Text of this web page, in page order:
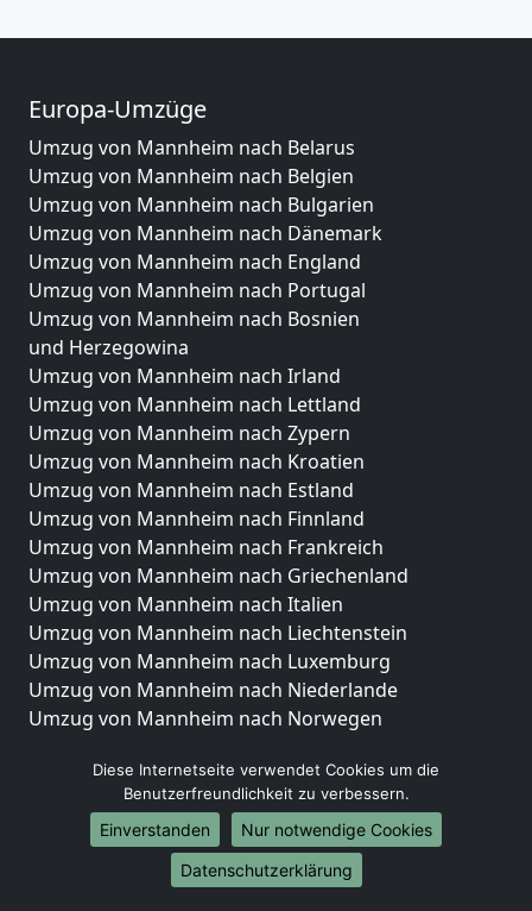
Europa-Umzüge
Umzug von Mannheim nach Belarus
Umzug von Mannheim nach Belgien
Umzug von Mannheim nach Bulgarien
Umzug von Mannheim nach Dänemark
Umzug von Mannheim nach England
Umzug von Mannheim nach Portugal
Umzug von Mannheim nach Bosnien
und Herzegowina
Umzug von Mannheim nach Irland
Umzug von Mannheim nach Lettland
Umzug von Mannheim nach Zypern
Umzug von Mannheim nach Kroatien
Umzug von Mannheim nach Estland
Umzug von Mannheim nach Finnland
Umzug von Mannheim nach Frankreich
Umzug von Mannheim nach Griechenland
Umzug von Mannheim nach Italien
Umzug von Mannheim nach Liechtenstein
Umzug von Mannheim nach Luxemburg
Umzug von Mannheim nach Niederlande
Umzug von Mannheim nach Norwegen
Umzüge-Deutschlandweit
Umzug von Mannheim nach Berlin
Umzug von Mannheim nach Hamburg
Umzug von Mannheim nach München
Umzug von Mannheim nach Köln
Diese Internetseite verwendet Cookies um die
Benutzerfreundlichkeit zu verbessern.
Einverstanden
Nur notwendige Cookies
Datenschutzerklärung